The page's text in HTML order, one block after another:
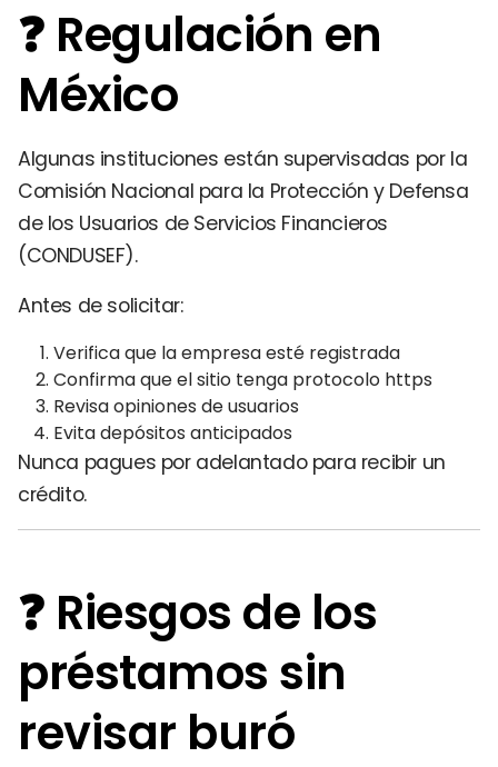
❓ Regulación en
México
Algunas instituciones están supervisadas por la
Comisión Nacional para la Protección y Defensa
de los Usuarios de Servicios Financieros
(CONDUSEF).
Antes de solicitar:
Verifica que la empresa esté registrada
Confirma que el sitio tenga protocolo https
Revisa opiniones de usuarios
Evita depósitos anticipados
Nunca pagues por adelantado para recibir un
crédito.
❓ Riesgos de los
préstamos sin
revisar buró